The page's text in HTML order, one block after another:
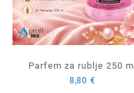
Parfem za rublje 250 ml
8,80 €